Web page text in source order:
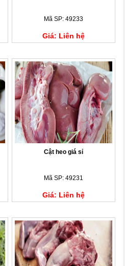
Mã SP: 49233
Giá: Liên hệ
Cật heo giá sỉ
Mã SP: 49231
Giá: Liên hệ